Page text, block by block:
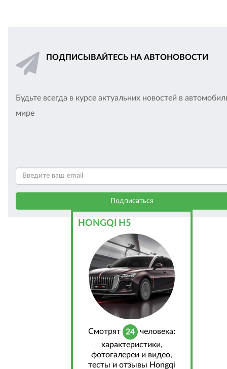
ПОДПИСЫВАЙТЕСЬ НА АВТОНОВОСТИ
Будьте всегда в курсе актуальних новостей в
мире
HONGQI H5
Cмотрят 24
человека:
характеристики,
фотогалереи и видео,
тесты и отзывы Hongqi